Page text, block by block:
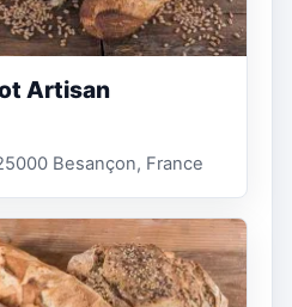
Artisan
Besançon, France